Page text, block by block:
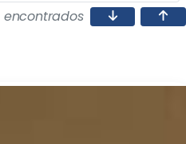
encontrados